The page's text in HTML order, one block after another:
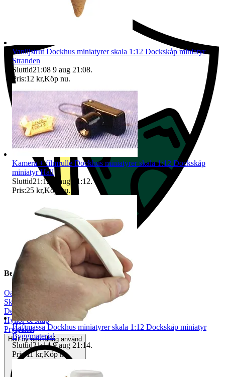
Beskrivning
Oanvänt
Skala 1:12
Dekoration
Hyllor & skåp|
Prylpaket
Helt ny och aldrig använd
Vaniljstrut Dockhus miniatyrer skala 1:12 Dockskåp miniatyr
Stranden
Sluttid21:08 9 aug 21:08.
Pris:12 kr,Köp nu.
Kamera + filmrulle Dockhus miniatyrer skala 1:12 Dockskåp
miniatyr Hall
Sluttid21:12 9 aug 21:12.
Pris:25 kr,Köp nu.
Häftmassa Dockhus miniatyrer skala 1:12 Dockskåp miniatyr
Byggmaterial
Sluttid21:14 9 aug 21:14.
Pris:11 kr,Köp nu.